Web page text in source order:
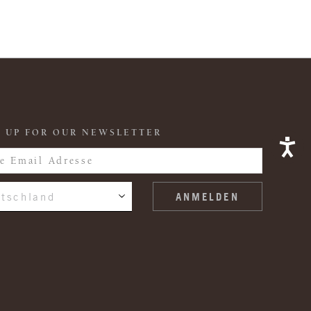
UP FOR OUR NEWSLETTER